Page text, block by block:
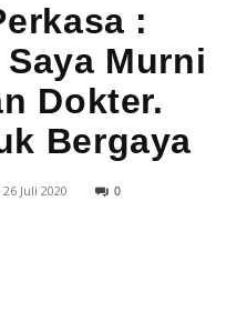
:
Murni
Dokter.
Bergaya
26 Juli 2020 0